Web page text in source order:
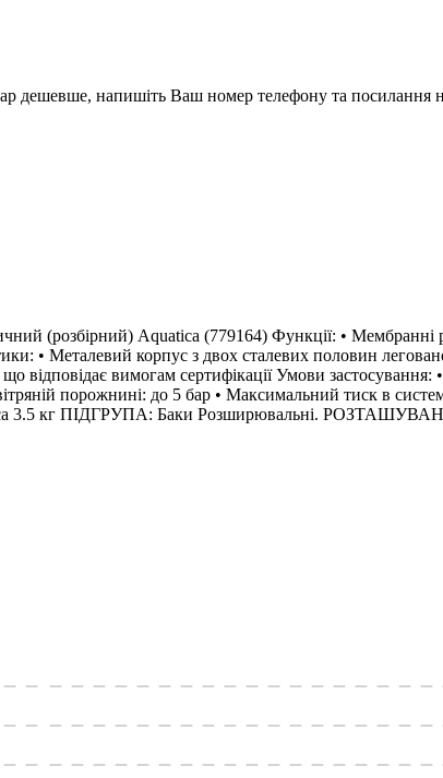
дешевше, напишіть Ваш номер телефону та
(розбірний) Aquatica (779164) Функції: • Мембранні
• Металевий корпус з двох сталевих половин
відповідає вимогам сертифікації Умови
порожнині: до 5 бар • Максимальний тиск в
3.5 кг ПІДГРУПА: Баки Розширювальні.